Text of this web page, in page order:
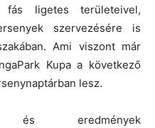
fás ligetes területeivel,
szervezésére is
Ami viszont már
Kupa a következő
lesz.
és eredmények